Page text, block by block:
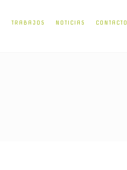
TRABAJOS NOTICIAS CONTACTO